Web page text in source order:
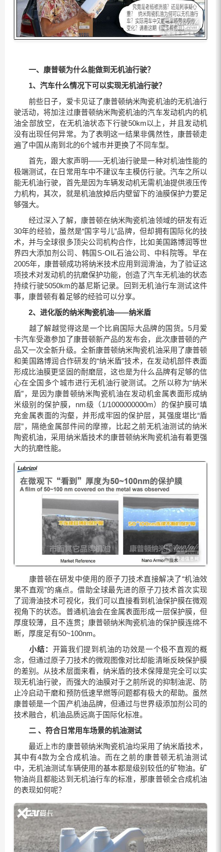
一、康普顿为什么能做到无机油行驶？
1、 汽车什么情况下可以实现无机油行驶？
前些日子，爱卡见证了康普顿纳米陶瓷机油的无机油行
驶活动，将加注过康普顿纳米陶瓷机油的汽车发动机内的机
油全部放空，在无机油状态下行驶50km以上，并且发动机
没有出现任何异常。为了表明这一结果非偶然性，康普顿走
遍了中国从南到北的6个城市并更换了不同车型。
首先，跟大家声明——无机油行驶是一种对机油性能的
极端测试，在日常用车中不建议车主模仿行驶。汽车之所以
能无机油行驶，首先是因为车辆发动机无需机油提供液压传
力机构，其次，就是机油放掉后内壁留下的油膜保护力要足
够强大。
经过深入了解，康普顿在纳米陶瓷机油领域的研发有近
30年的经验，虽然是“国字号儿”品牌，但却拥有国际化的技
术，并与全球很多顶尖公司机构合作，比如美国路博润等世
界四大添加剂公司、韩国S-OIL石油公司、中科院等。早在
2005年，康普顿成功将纳米技术应用到润滑油，为了验证这
项技术对发动机的抗磨保护功能，创造了汽车无机油的状态
持续行驶5050km的基尼斯记录。回到无机油行车测试这件
事，康普顿有着足够的经验可以分享。
2、 进化版的纳米陶瓷机油——纳米盾
越了解越觉得这是一个比肩国际大品牌的国货。5月爱
卡汽车受邀参加了康普顿新产品的发布会，此次康普顿的产
品又一次全新升级。全新康普顿纳米陶瓷机油采用了康普顿
和美国路博润合作研发的“纳米盾”技术，在发动机部件表面
形成比油膜更坚固的耐磨层，这也是为什么品牌有足够的信
心在全国多个城市进行无机油行驶测试。之所以称为“纳米
盾”，是因为康普顿纳米陶瓷机油在发动机金属表面形成纳
米级别的保护膜，nm级（1/1000000000m）的保护膜可填
充金属表面的沟壑，并形成牢固的保护层，其强度堪比“盾
层”，隔绝金属部件间的摩擦，比起之前无机油测试的纳米
陶瓷机油，采用纳米盾技术的康普顿纳米陶瓷机油有着更强
大的抗磨性能。
康普顿在研发中使用的原子刀技术直接解决了“机油效
果不直观”的痛点。借助全球最先进的原子刀技术首次实现
了润滑油技术可视化，我们可以直接看到机油保护膜在微观
视角下的状态。普通机油会在金属表面形成一层保护膜，但
厚度较薄，且不连贯；康普顿纳米陶瓷机油的保护膜连绵不
断，厚度足有50~100nm。
小结： 开篇我们提到机油的功效是一个极不直观的概
念，但通过原子刀技术的微观图像对比却能清晰反映保护膜
的差别。从技术层面来看，纳米盾的技术保障是完全可以实
现无机油行驶，而强大的油膜对于之前所说的抑制油泥、防
止冷启动干磨和预防低速早燃等问题都有极大的帮助。虽然
康普顿是一个国产机油品牌，但通过与世界级添加剂公司的
技术融合，机油品质远高于国际化标准。
二 、符合日常用车场景的机油测试
最近上市的康普顿纳米陶瓷机油均采用了纳米盾技术，
其中有4款为全合成机油。而在之前的康普顿无机油测试
中，无机油测试车辆使用的基本都是级别较低的矿物油。矿
物油尚且都能达到无机油行车的标准，那康普顿全合成机油
的表现如何呢？